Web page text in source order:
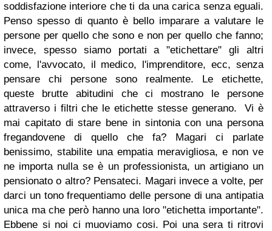
soddisfazione interiore che ti da una carica senza eguali.
Penso spesso di quanto è bello imparare a valutare le
persone per quello che sono e non per quello che fanno;
invece, spesso siamo portati a "etichettare" gli altri
come, l'avvocato, il medico, l'imprenditore, ecc, senza
pensare chi persone sono realmente. Le etichette,
queste brutte abitudini che ci mostrano le persone
attraverso i filtri che le etichette stesse generano. Vi è
mai capitato di stare bene in sintonia con una persona
fregandovene di quello che fa? Magari ci parlate
benissimo, stabilite una empatia meravigliosa, e non ve
ne importa nulla se è un professionista, un artigiano un
pensionato o altro? Pensateci. Magari invece a volte, per
darci un tono frequentiamo delle persone di una antipatia
unica ma che però hanno una loro "etichetta importante".
Ebbene si noi ci muoviamo cosi. Poi una sera ti ritrovi